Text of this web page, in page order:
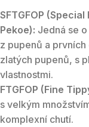
SFTGFOP
Pekoe): Jedná se
z pupenů a
zlatých pupenů, s
vlastnostmi.
FTGFOP (Fine
s velkým
komplexní chutí.